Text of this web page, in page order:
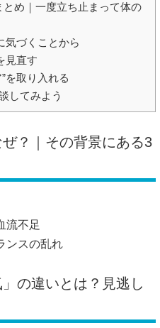
め｜一度立ち止まって体の
気づくことから
見直す
を取り入れる
してみよう
？｜その背景にある3
流不足
ンスの乱れ
の違いとは？見逃し